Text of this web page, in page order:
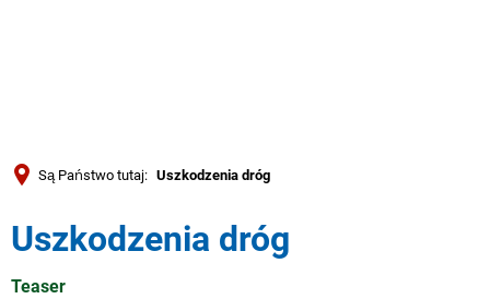
Русский
Są Państwo tutaj: Uszkodzenia dróg
Uszkodzenia dróg
Teaser